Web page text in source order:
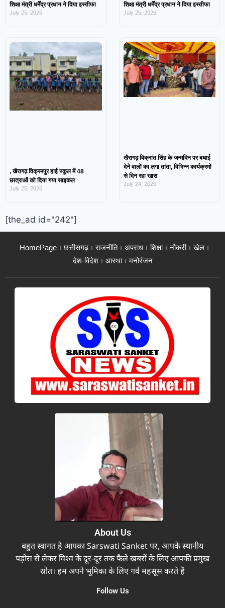
शिक्षा मंत्री धर्मेंद्र प्रधान ने दिया इस्तीफा
July 25, 2026
शिक्षा मंत्री धर्मेंद्र प्रधान ने दिया इस्तीफा
July 25, 2026
, खैरागढ़ विक्रमपुर हाई स्कूल में 48
छात्राओं को दिया गया साइकल
July 25, 2026
खैरागढ़ विक्रांत सिंह के जन्मदिन पर बधाई
देने वालों का लगा तांता, विभिन्न कार्यक्रमों
से दिन रहा खास
July 24, 2026
[the_ad id="242"]
HomePage छत्तीसगढ़ राजनीति अपराध शिक्षा नौकरी
खेल
देश-विदेश
आस्था मनोरंजन
About Us
बहुत स्वागत है आपका Sarswati Sanket पर, आपके स्थानीय
पड़ोस से लेकर विश्व के दूर-दूर तक फैले खबरों के लिए आपकी प्रमुख
स्रोत। हम अपने भूमिका के लिए गर्व महसूस करते हैं
Follow Us